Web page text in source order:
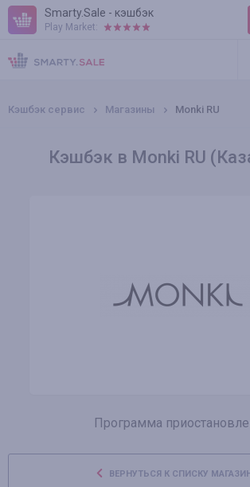
Smarty.Sale - кэшбэк
Play Market:
ПРАВИЛА
ПЛАГИНЫ
Кэшбэк сервис Магазины Monki RU
Кэшбэк в Monki RU
Программа
ВЕРНУТЬСЯ К СПИСКУ